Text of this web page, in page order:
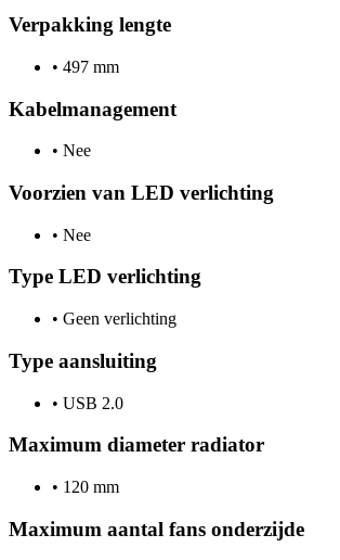
Verpakking lengte
• 497 mm
Kabelmanagement
• Nee
Voorzien van LED verlichting
• Nee
Type LED verlichting
• Geen verlichting
Type aansluiting
• USB 2.0
Maximum diameter radiator
• 120 mm
Maximum aantal fans onderzijde